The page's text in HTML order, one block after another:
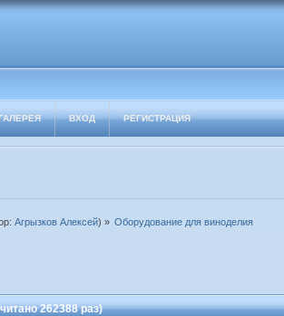
ВХОД РЕГИСТРАЦИЯ
Агрызков Алексей) » Оборудование для виноделия
262388 раз)